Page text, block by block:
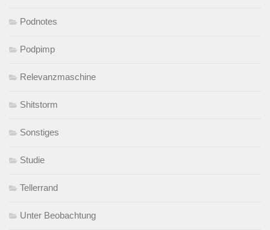
Podnotes
Podpimp
Relevanzmaschine
Shitstorm
Sonstiges
Studie
Tellerrand
Unter Beobachtung